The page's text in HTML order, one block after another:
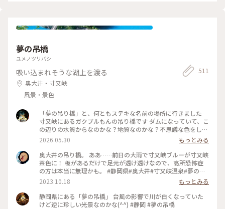
夢の吊橋
ユメノツリバシ
吸い込まれそうな湖上を渡る
奥大井・寸又峡
風景・景色
511
「夢の吊り橋」と、何ともステキな名前の場所に行きました
寸又峡にあるガクブルもんの吊り橋です ダムになっていて、こ
の辺りの水質からなのかな？地質なのかな？不思議な色をして
います
2026.05.30
もっとみる
奥大井の吊り橋。 ああ……前日の大雨で寸又峡ブルーが寸又峡
茶色に！ 板があるだけで足元が透け透けなので、高所恐怖症
の方は本当に無理かも。 #静岡県#奥大井#寸又峡温泉#夢の吊
り橋
2023.10.18
もっとみる
静岡県にある「夢の吊橋」 台風の影響で川が白くなっていた
けど逆に珍しい光景なのかな(^^) #静岡 #夢の吊橋